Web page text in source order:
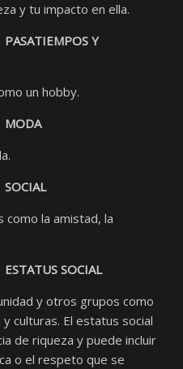
y tu impacto en ella.
Y
un hobby.
MODA
SOCIAL
como la amistad, la
SOCIAL
y otros grupos como
culturas. El estatus social
de riqueza y puede incluir
o el respeto que se